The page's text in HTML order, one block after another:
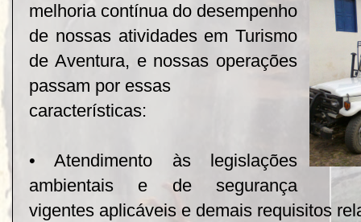
melhoria contínua do desempenho
de nossas atividades em Turismo
de Aventura, e nossas operações
passam por essas
características:
• Atendimento às legislações
ambientais e de segurança
vigentes aplicáveis e demais requisitos